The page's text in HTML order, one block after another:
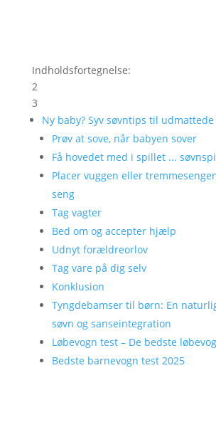
Indholdsfortegnelse:
2
3
Ny baby? Syv søvntips til
Prøv at sove, når babyen sover
Få hovedet med i spillet ...
Placer vuggen eller
seng
Tag vagter
Bed om og accepter hjælp
Udnyt forældreorlov
Tag vare på dig selv
Konklusion
Tyngdebamser til børn: En
søvn og sanseintegration
Løbevogn test – De bedste
Bedste barnevogn test 2025